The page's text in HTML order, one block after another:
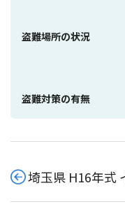
盗難場所の状況
盗難対策の有無
埼玉県 H16年式